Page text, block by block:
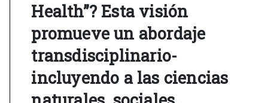
Health”? Esta visión
promueve un abordaje
transdisciplinario-
incluyendo a las ciencias